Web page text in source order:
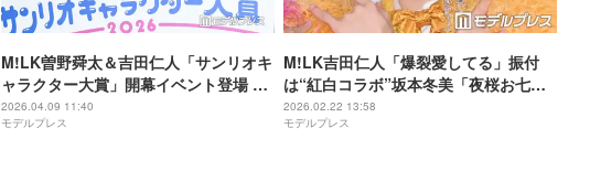
M!LK曽野舜太＆吉田仁人「サンリオキ
ャラクター大賞」開幕イベント登場 推
しキャラと対面で悶絶
2026.04.09 11:40
モデルプレス
M!LK吉田仁人「爆裂愛してる」振付
は“紅白コラボ”坂本冬美「夜桜お七」
から採用 裏話に「さすがすぎる」「知
らなかった」と反響相次ぐ
2026.02.22 13:58
モデルプレス